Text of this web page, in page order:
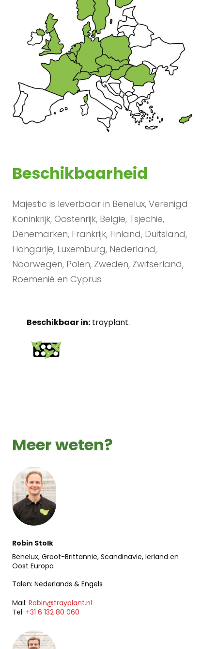
Beschikbaarheid
Majestic is leverbaar in Benelux, Verenigd
Koninkrijk, Oostenrijk, België, Tsjechië,
Denemarken, Frankrijk, Finland, Duitsland,
Hongarije, Luxemburg, Nederland,
Noorwegen, Polen, Zweden, Zwitserland,
Roemenië en Cyprus.
Beschikbaar in: trayplant.
Meer weten?
Robin Stolk
Benelux, Groot-Brittannië, Scandinavië, Ierland en
Oost Europa
Talen: Nederlands & Engels
Mail: Robin@trayplant.nl
Tel: +31 6 132 80 060